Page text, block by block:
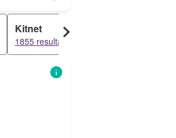
Kitnet
1855 resultados